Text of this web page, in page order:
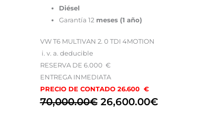
Diésel
Garantía 12meses (1 año)
VW T6 MULTIVAN 2. 0 TDI 4MOTION
i. v. a. deducible
RESERVA DE 6.000 €
ENTREGA INMEDIATA
PRECIO DE CONTADO 26.600 €
70,000.00€ 26,600.00€